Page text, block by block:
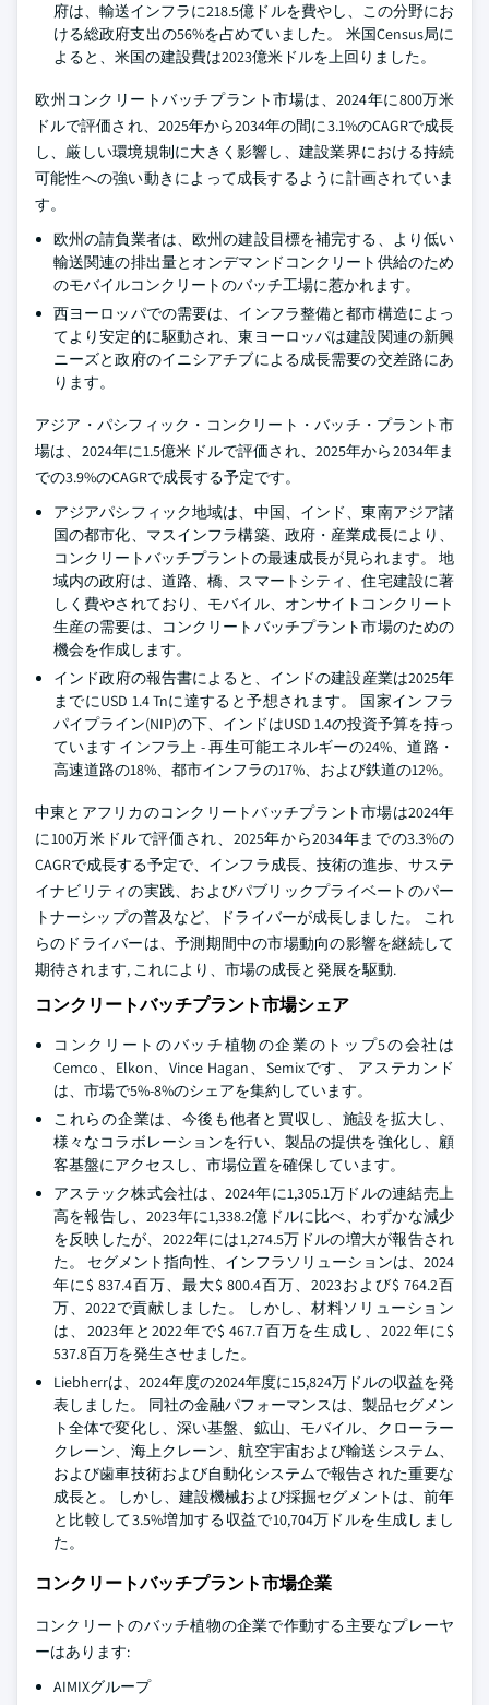
府は、輸送インフラに218.5億ドルを費やし、この分野にお
ける総政府支出の56%を占めていました。 米国Census局に
よると、米国の建設費は2023億米ドルを上回りました。
欧州コンクリートバッチプラント市場は、2024年に800万米
ドルで評価され、2025年から2034年の間に3.1%のCAGRで成長
し、厳しい環境規制に大きく影響し、建設業界における持続
可能性への強い動きによって成長するように計画されていま
す。
欧州の請負業者は、欧州の建設目標を補完する、より低い
輸送関連の排出量とオンデマンドコンクリート供給のため
のモバイルコンクリートのバッチ工場に惹かれます。
西ヨーロッパでの需要は、インフラ整備と都市構造によっ
てより安定的に駆動され、東ヨーロッパは建設関連の新興
ニーズと政府のイニシアチブによる成長需要の交差路にあ
ります。
アジア・パシフィック・コンクリート・バッチ・プラント市
場は、2024年に1.5億米ドルで評価され、2025年から2034年ま
での3.9%のCAGRで成長する予定です。
アジアパシフィック地域は、中国、インド、東南アジア諸
国の都市化、マスインフラ構築、政府・産業成長により、
コンクリートバッチプラントの最速成長が見られます。 地
域内の政府は、道路、橋、スマートシティ、住宅建設に著
しく費やされており、モバイル、オンサイトコンクリート
生産の需要は、コンクリートバッチプラント市場のための
機会を作成します。
インド政府の報告書によると、インドの建設産業は2025年
までにUSD 1.4 Tnに達すると予想されます。 国家インフラ
パイプライン(NIP)の下、インドはUSD 1.4の投資予算を持っ
ています インフラ上 - 再生可能エネルギーの24%、道路・
高速道路の18%、都市インフラの17%、および鉄道の12%。
中東とアフリカのコンクリートバッチプラント市場は2024年
に100万米ドルで評価され、2025年から2034年までの3.3%の
CAGRで成長する予定で、インフラ成長、技術の進歩、サステ
イナビリティの実践、およびパブリックプライベートのパー
トナーシップの普及など、ドライバーが成長しました。 これ
らのドライバーは、予測期間中の市場動向の影響を継続して
期待されます, これにより、市場の成長と発展を駆動.
コンクリートバッチプラント市場シェア
コンクリートのバッチ植物の企業のトップ5の会社は
Cemco、Elkon、Vince Hagan、Semixです、 アステカンド
は、市場で5%-8%のシェアを集約しています。
これらの企業は、今後も他者と買収し、施設を拡大し、
様々なコラボレーションを行い、製品の提供を強化し、顧
客基盤にアクセスし、市場位置を確保しています。
アステック株式会社は、2024年に1,305.1万ドルの連結売上
高を報告し、2023年に1,338.2億ドルに比べ、わずかな減少
を反映したが、2022年には1,274.5万ドルの増大が報告され
た。 セグメント指向性、インフラソリューションは、2024
年に$ 837.4百万、最大$ 800.4百万、2023および$ 764.2百
万、2022で貢献しました。 しかし、材料ソリューション
は、2023年と2022年で$ 467.7百万を生成し、2022年に$
537.8百万を発生させました。
Liebherrは、2024年度の2024年度に15,824万ドルの収益を発
表しました。 同社の金融パフォーマンスは、製品セグメン
ト全体で変化し、深い基盤、鉱山、モバイル、クローラー
クレーン、海上クレーン、航空宇宙および輸送システム、
および歯車技術および自動化システムで報告された重要な
成長と。 しかし、建設機械および採掘セグメントは、前年
と比較して3.5%増加する収益で10,704万ドルを生成しまし
た。
コンクリートバッチプラント市場企業
コンクリートのバッチ植物の企業で作動する主要なプレーヤ
ーはあります:
AIMIXグループ